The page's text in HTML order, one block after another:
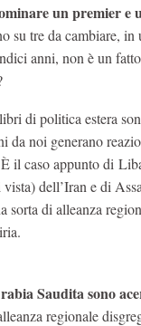
un premier e
su tre da cambiare, in
anni, non è un
di politica estera
noi generano
il caso appunto di
dell’Iran e di
sorta di alleanza
Saudita sono
regionale